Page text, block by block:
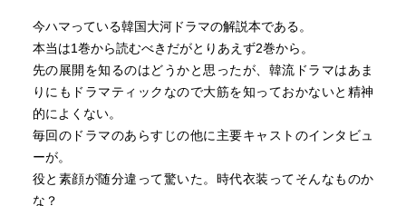
今ハマっている韓国大河ドラマの解説本である。
本当は1巻から読むべきだがとりあえず2巻から。
先の展開を知るのはどうかと思ったが、韓流ドラマはあま
りにもドラマティックなので大筋を知っておかないと精神
的によくない。
毎回のドラマのあらすじの他に主要キャストのインタビュ
ーが。
役と素顔が随分違って驚いた。時代衣装ってそんなものか
な？